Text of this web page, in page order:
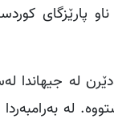
ڕێڕەوی باکوور-باشوور کە ٣٨٠
لە جیهاندا
لە بەرامبەردا